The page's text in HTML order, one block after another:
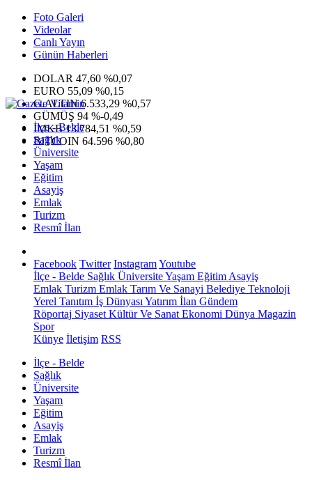
Foto Galeri
Videolar
Canlı Yayın
Günün Haberleri
DOLAR 47,60 %0,07
EURO 55,09 %0,15
G.ALTIN6.533,29 %0,57
GÜMÜŞ 94 %-0,49
IMKB13.784,51 %0,59
BITCOIN 64.596 %0,80
İlçe - Belde
Sağlık
Üniversite
Yaşam
Eğitim
Asayiş
Emlak
Turizm
Resmî İlan
Facebook Twitter InstagramYoutube
İlçe - Belde Sağlık ÜniversiteYaşam Eğitim Asayiş
Emlak Turizm Emlak Tarım Ve Sanayi Belediye Teknoloji
Yerel Tanıtım İş Dünyası Yatırım İlan Gündem
Röportaj Siyaset Kültür Ve Sanat Ekonomi Dünya Magazin
Spor
Künye İletişim RSS
İlçe - Belde
Sağlık
Üniversite
Yaşam
Eğitim
Asayiş
Emlak
Turizm
Resmî İlan